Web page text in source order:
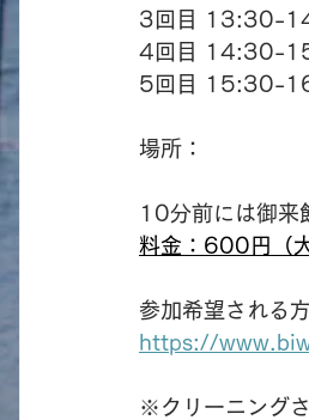
3回目 13:30-
4回目 14:30-
5回目 15:30-
場所：
10分前には御来
料金：600円（
参加希望される
https://
※クリーニング